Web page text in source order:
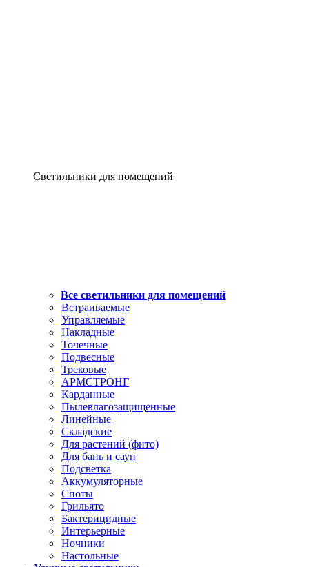
Светильники для помещений
Все светильники для помещений
Встраиваемые
Управляемые
Накладные
Точечные
Подвесные
Трековые
АРМСТРОНГ
Карданные
Пылевлагозащищенные
Линейные
Складские
Для растений (фито)
Для бань и саун
Подсветка
Аккумуляторные
Споты
Грильято
Бактерицидные
Интерьерные
Ночники
Настольные